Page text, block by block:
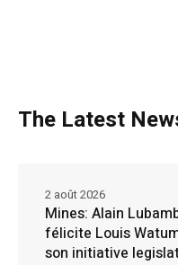
The Latest
Mines: Alain
félicite Louis
son initiative
2 août 2026